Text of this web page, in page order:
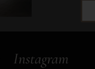
Instagram